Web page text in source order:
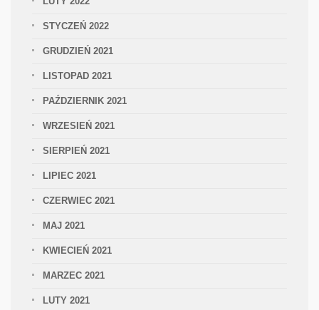
STYCZEŃ 2022
GRUDZIEŃ 2021
LISTOPAD 2021
PAŹDZIERNIK 2021
WRZESIEŃ 2021
SIERPIEŃ 2021
LIPIEC 2021
CZERWIEC 2021
MAJ 2021
KWIECIEŃ 2021
MARZEC 2021
LUTY 2021